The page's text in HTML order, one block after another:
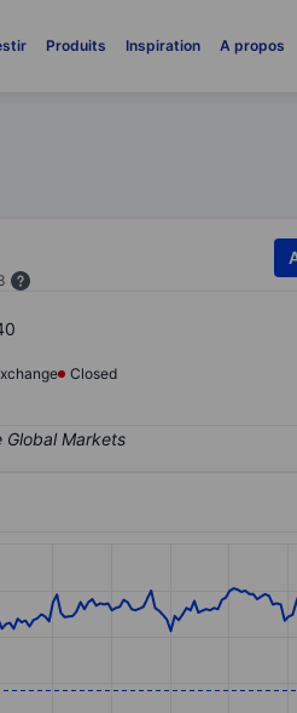
Produits Inspiration A propos
Closed
categories.
values. Data ranges